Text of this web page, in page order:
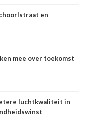
en
mee over toekomst
luchtkwaliteit in